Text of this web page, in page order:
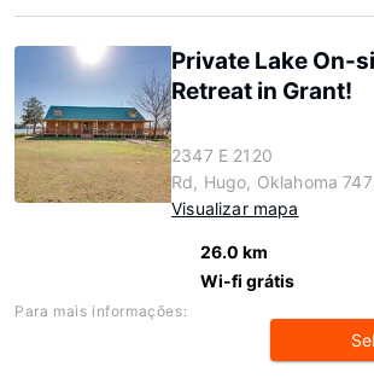
Private Lake On-
Retreat in Grant!
2347 E 2120
Rd, Hugo, Oklahoma
Visualizar mapa
26.0 km
Wi-fi grátis
Para mais informações: